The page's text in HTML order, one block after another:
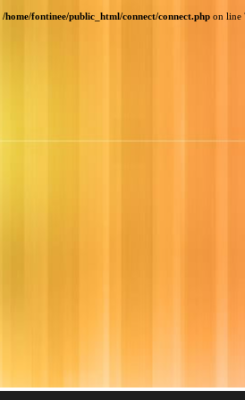
/home/fontinee/public_html/connect/connect.php on line